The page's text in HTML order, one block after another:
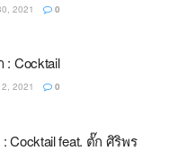
2021 0
: Cocktail
2021 0
Cocktail feat. ตั๊ก ศิริพร